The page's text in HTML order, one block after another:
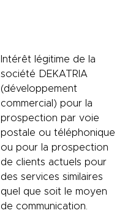
Intérêt légitime de la
société DEKATRIA
(développement
commercial) pour la
prospection par voie
postale ou téléphonique
ou pour la prospection
de clients actuels pour
des services similaires
quel que soit le moyen
de communication.